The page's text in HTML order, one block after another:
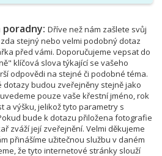
poradny: Dříve než nám zašlete svůj
stejný nebo velmi podobný dotaz
před vámi. Doporučujeme vepsat do
klíčová slova týkající se vašeho
odpovědi na stejné či podobné téma.
dotazy budou zveřejněny stejně jako
pouze vaše křestní jméno, rok
a výšku, jelikož tyto parametry s
bude k dotazu přiložena fotografie
zváží její zveřejnění. Velmi děkujeme
přinášíme užitečnou službu v daném
že tyto internetové stránky slouží